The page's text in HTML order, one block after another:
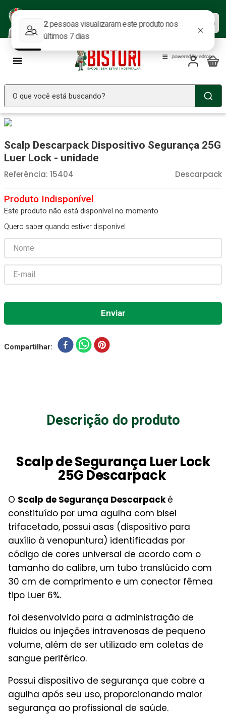
ofertas.
Baixar agora
O que você está buscando?
Scalp Descarpack Dispositivo Segurança 25G
Luer Lock - unidade
Descarpack
Referência: 15404
Este produto não está disponível no momento
Quero saber quando estiver disponível
Compartilhar
Descrição do produto
Scalp de Segurança Luer Lock
25GDescarpack
O Scalp de Segurança Descarpacké
constituído por uma agulha com bisel
trifacetado, possui asas (dispositivo para
auxílio à venopuntura) identificadas por
código de cores universal de acordo com o
tamanho do calibre, um tubo translúcido com
30 cm de comprimento e um conector fêmea
tipo Luer 6%.
foi desenvolvido para a administração de
fluidos ou injeções intravenosas de pequeno
volume, além de ser utilizado em coletas de
sangue periférico.
Possui dispositivo de segurança que cobre a
agulha após seu uso, proporcionando maior
segurança ao profissional de saúde.
2º Fralda Geriatrica
3º Luva Latex
4º Littmann
5º Absorvente Geriatrico
6 º Estetoscopio Littmann
Aparelho Pressão
8º Gaze Esteril
9º